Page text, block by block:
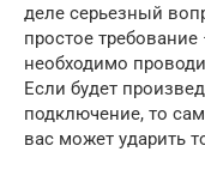
деле серьезный
простое
необходимо
Если будет
подключение, то
вас может ударить